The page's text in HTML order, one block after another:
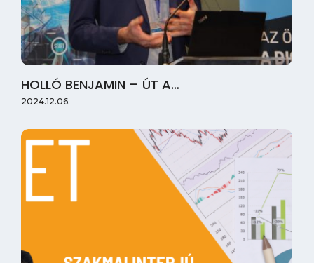
HOLLÓ BENJAMIN – ÚT A…
2024.12.06.